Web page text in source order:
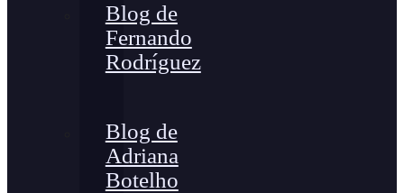
Blog de
Fernando
Rodríguez
Blog de
Adriana
Botelho